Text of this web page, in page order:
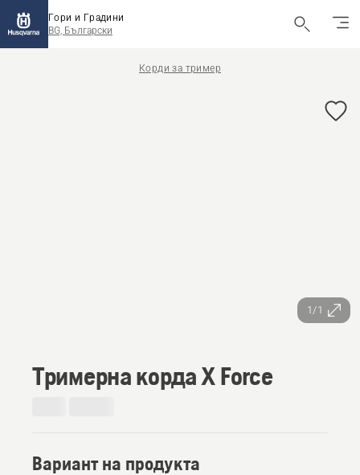
Гори и Градини
BG, Български
Корди за тример
1/1
Тримерна корда X Force
Вариант на продукта